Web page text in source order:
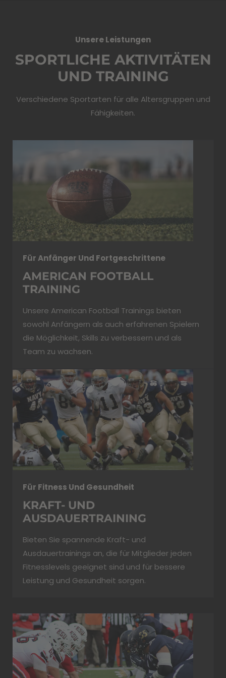
Unsere Leistungen
SPORTLICHE AKTIVITÄTEN
UND TRAINING
Verschiedene Sportarten für alle Altersgruppen und
Fähigkeiten.
Für Anfänger Und Fortgeschrittene
AMERICAN FOOTBALL
TRAINING
Unsere American Football Trainings bieten
sowohl Anfängern als auch erfahrenen Spielern
die Möglichkeit, Skills zu verbessern und als
Team zu wachsen.
Für Fitness Und Gesundheit
KRAFT- UND
AUSDAUERTRAINING
Bieten Sie spannende Kraft- und
Ausdauertrainings an, die für Mitglieder jeden
Fitnesslevels geeignet sind und für bessere
Leistung und Gesundheit sorgen.